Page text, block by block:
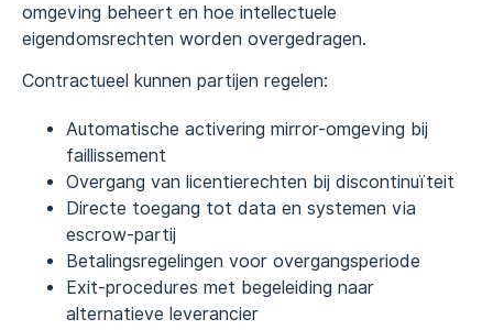
omgeving beheert en hoe intellectuele
eigendomsrechten worden overgedragen.
Contractueel kunnen partijen regelen:
Automatische activering mirror-omgeving bij
faillissement
Overgang van licentierechten bij discontinuïteit
Directe toegang tot data en systemen via
escrow-partij
Betalingsregelingen voor overgangsperiode
Exit-procedures met begeleiding naar
alternatieve leverancier